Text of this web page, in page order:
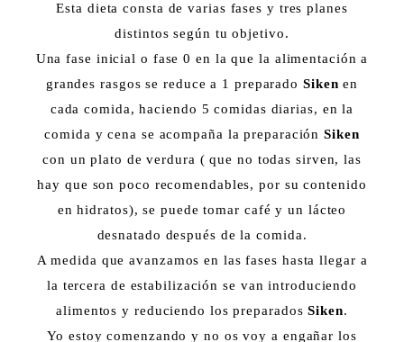
Esta dieta consta de varias fases y tres planes
distintos según tu objetivo.
Una fase inicial o fase 0 en la que la alimentación a
grandes rasgos se reduce a 1 preparado Siken en
cada comida, haciendo 5 comidas diarias, en la
comida y cena se acompaña la preparaciónSiken
con un plato de verdura ( que no todas sirven, las
hay que son poco recomendables, por su contenido
en hidratos), se puede tomar café y un lácteo
desnatado después de la comida.
A medida que avanzamos en las fases hasta llegar a
la tercera de estabilización se van introduciendo
alimentos y reduciendo los preparadosSiken.
Yo estoy comenzando y no os voy a engañar los